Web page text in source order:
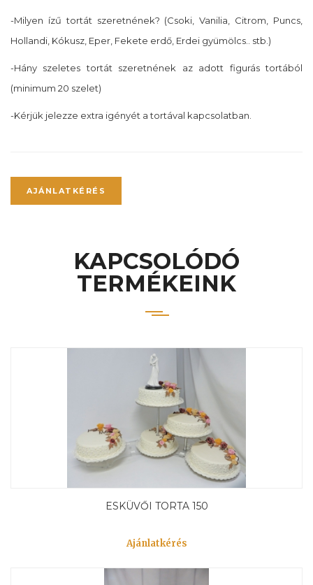
-Milyen ízű tortát szeretnének? (Csoki, Vanilia, Citrom, Puncs,
Hollandi, Kókusz, Eper, Fekete erdő, Erdei gyümölcs.. stb.)
-Hány szeletes tortát szeretnének az adott figurás tortából
(minimum 20 szelet)
-Kérjük jelezze extra igényét a tortával kapcsolatban.
AJÁNLATKÉRÉS
KAPCSOLÓDÓ
TERMÉKEINK
ESKÜVŐI TORTA 150
Ajánlatkérés